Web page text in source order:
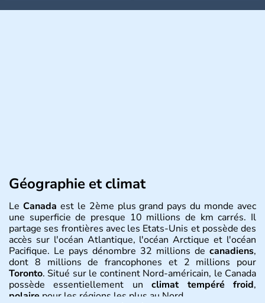
Géographie et climat
Le Canada est le 2ème plus grand pays du monde avec
une superficie de presque 10 millions de km carrés. Il
partage ses frontières avec les Etats-Unis et possède des
accès sur l'océan Atlantique, l'océan Arctique et l'océan
Pacifique. Le pays dénombre 32 millions de canadiens,
dont 8 millions de francophones et 2 millions pour
Toronto. Situé sur le continent Nord-américain, le Canada
possède essentiellement unclimat tempéré froid,
polaire pour les régions les plus au Nord.